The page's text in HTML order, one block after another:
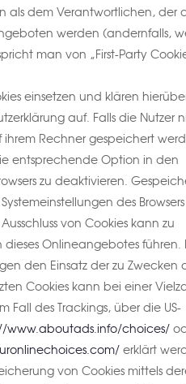
als dem Verantwortlichen, der
werden (andernfalls,
man von „First-Party
einsetzen und klären
auf. Falls die Nutzer
ihrem Rechner gespeichert
entsprechende Option in den
zu deaktivieren.
des Browsers
von Cookies kann zu
dieses Onlineangebotes führen.
den Einsatz der zu Zwecken
Cookies kann bei einer
Fall des Trackings, über die US-
www.aboutads.info/choices/
erklärt
von Cookies mittels